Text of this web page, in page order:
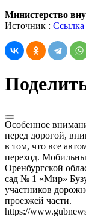
Министерство
Источник : Ссылка
Особенное
перед дорогой,
в том, что все
переход.
Оренбургской
сад № 1 «Мир»
участников
проезжей части.
https://